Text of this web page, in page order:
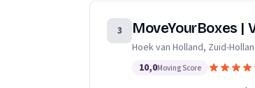
3 MoveYourBoxes |
Hoek van Holland, Zuid-
10,0Moving Score